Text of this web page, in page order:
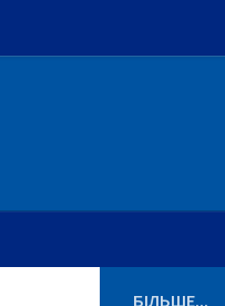
БІЛЬШЕ...